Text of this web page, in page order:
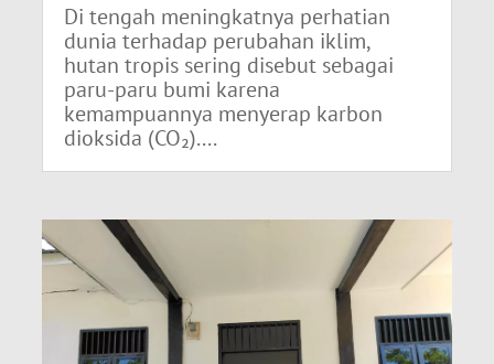
Di tengah meningkatnya perhatian
dunia terhadap perubahan iklim,
hutan tropis sering disebut sebagai
paru-paru bumi karena
kemampuannya menyerap karbon
dioksida (CO₂)....